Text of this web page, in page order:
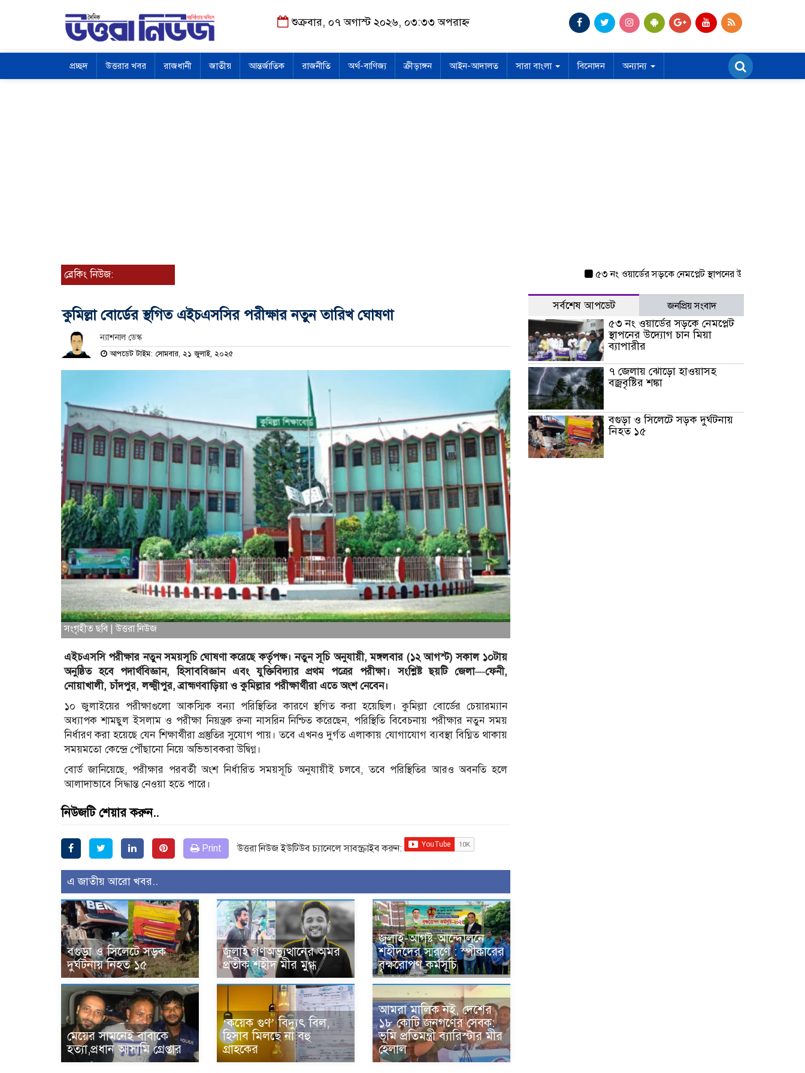
শুক্রবার, ০৭ অগাস্ট ২০২৬, ০৩:৩৩ অপরাহ্ন
প্রচ্ছদ উত্তরার খবর রাজধানী জাতীয় আন্তর্জাতিক রাজনীতি অর্থ-বাণিজ্য ক্রীড়াঙ্গন আইন-আদালত সারা বাংলা বিনোদন অন্যান্য
ব্রেকিং নিউজ: ৫৩ নং ওয়ার্ডের সড়কে নেমপ্লেট স্থাপনের উদ্যোগ চান মিয়া
কুমিল্লা বোর্ডের স্থগিত এইচএসসির পরীক্ষার নতুন তারিখ ঘোষণা
ন্যাশনাল ডেস্ক
আপডেট টাইম: সোমবার, ২১ জুলাই, ২০২৫
সংগৃহীত ছবি | উত্তরা নিউজ
এইচএসসি পরীক্ষার নতুন সময়সূচি ঘোষণা করেছে কর্তৃপক্ষ। নতুন সূচি অনুযায়ী, মঙ্গলবার (১২ আগস্ট) সকাল ১০টায়
অনুষ্ঠিত হবে পদার্থবিজ্ঞান, হিসাববিজ্ঞান এবং যুক্তিবিদ্যার প্রথম পত্রের পরীক্ষা। সংশ্লিষ্ট ছয়টি জেলা—ফেনী,
নোয়াখালী, চাঁদপুর, লক্ষ্মীপুর, ব্রাহ্মণবাড়িয়া ও কুমিল্লার পরীক্ষার্থীরা এতে অংশ নেবেন।
১০ জুলাইয়ের পরীক্ষাগুলো আকস্মিক বন্যা পরিস্থিতির কারণে স্থগিত করা হয়েছিল। কুমিল্লা বোর্ডের চেয়ারম্যান
অধ্যাপক শামছুল ইসলাম ও পরীক্ষা নিয়ন্ত্রক রুনা নাসরিন নিশ্চিত করেছেন, পরিস্থিতি বিবেচনায় পরীক্ষার নতুন সময়
নির্ধারণ করা হয়েছে যেন শিক্ষার্থীরা প্রস্তুতির সুযোগ পায়। তবে এখনও দুর্গত এলাকায় যোগাযোগ ব্যবস্থা বিঘ্নিত থাকায়
সময়মতো কেন্দ্রে পৌঁছানো নিয়ে অভিভাবকরা উদ্বিগ্ন।
বোর্ড জানিয়েছে, পরীক্ষার পরবর্তী অংশ নির্ধারিত সময়সূচি অনুযায়ীই চলবে, তবে পরিস্থিতির আরও অবনতি হলে
আলাদাভাবে সিদ্ধান্ত নেওয়া হতে পারে।
নিউজটি শেয়ার করুন..
Print উত্তরা নিউজ ইউটিউব চ্যানেলে সাবস্ক্রাইব করুন:
এ জাতীয় আরো খবর..
বগুড়া ও সিলেটে সড়ক
দুর্ঘটনায় নিহত ১৫
জুলাই গণঅভ্যুত্থানের অমর
প্রতীক শহীদ মীর মুগ্ধ
জুলাই-আগষ্ট আন্দোলনে
শহীদদের স্মরণে : স্পীকারের
বৃক্ষরোপণ কর্মসূচি
মেয়ের সামনেই বাবাকে
হত্যা,প্রধান আসামি গ্রেপ্তার
‘কয়েক গুণ’ বিদ্যুৎ বিল,
হিসাব মিলছে না বহু
গ্রাহকের
আমরা মালিক নই, দেশের
১৮ কোটি জনগণের সেবক:
ভূমি প্রতিমন্ত্রী ব্যারিস্টার মীর
হেলাল
সর্বশেষ আপডেট জনপ্রিয় সংবাদ
৫৩ নং ওয়ার্ডের সড়কে নেমপ্লেট
স্থাপনের উদ্যোগ চান মিয়া
ব্যাপারীর
৭ জেলায় ঝোড়ো হাওয়াসহ
বজ্রবৃষ্টির শঙ্কা
বগুড়া ও সিলেটে সড়ক দুর্ঘটনায়
নিহত ১৫